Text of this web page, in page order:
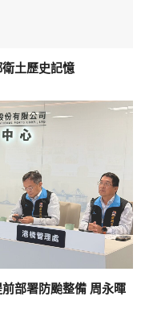
土歷史記憶
部署防颱整備 周永暉